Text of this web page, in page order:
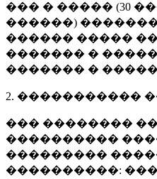
��� � ����� (30
������)
������ �����
������� �
������� �
2. �����������
��� ��������
����������
���������
����������: